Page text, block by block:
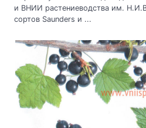
и ВНИИ растениеводства им.
сортов Saunders и ...